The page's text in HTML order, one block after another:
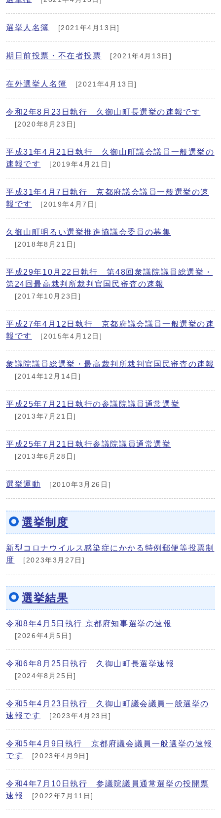
選挙人名簿 [2021年4月13日]
期日前投票・不在者投票 [2021年4月13日]
在外選挙人名簿 [2021年4月13日]
令和2年8月23日執行 久御山町長選挙の速報です
[2020年8月23日]
平成31年4月21日執行 久御山町議会議員一般選挙の
速報です
[2019年4月21日]
平成31年4月7日執行 京都府議会議員一般選挙の速
報です
[2019年4月7日]
久御山町明るい選挙推進協議会委員の募集
[2018年8月21日]
平成29年10月22日執行 第48回衆議院議員総選挙・
第24回最高裁判所裁判官国民審査の速報
[2017年10月23日]
平成27年4月12日執行 京都府議会議員一般選挙の速
報です
[2015年4月12日]
衆議院議員総選挙・最高裁判所裁判官国民審査の速報
[2014年12月14日]
平成25年7月21日執行の参議院議員通常選挙
[2013年7月21日]
平成25年7月21日執行参議院議員通常選挙
[2013年6月28日]
選挙運動 [2010年3月26日]
選挙制度
新型コロナウイルス感染症にかかる特例郵便等投票制
度
[2023年3月27日]
選挙結果
令和8年4月5日執行 京都府知事選挙の速報
[2026年4月5日]
令和6年8月25日執行 久御山町長選挙速報
[2024年8月25日]
令和5年4月23日執行 久御山町議会議員一般選挙の
速報です
[2023年4月23日]
令和5年4月9日執行 京都府議会議員一般選挙の速報
です
[2023年4月9日]
令和4年7月10日執行 参議院議員通常選挙の投開票
速報
[2022年7月11日]